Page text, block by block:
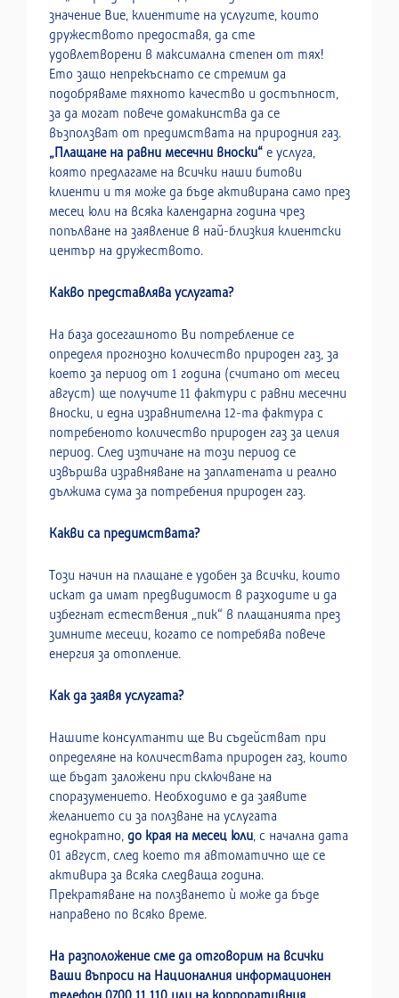
значение Вие, клиентите на услугите, които
дружеството предоставя, да сте
удовлетворени в максимална степен от тях!
Ето защо непрекъснато се стремим да
подобряваме тяхното качество и достъпност,
за да могат повече домакинства да се
възползват от предимствата на природния газ.
„Плащане на равни месечни вноски“ е услуга,
която предлагаме на всички наши битови
клиенти и тя може да бъде активирана само през
месец юли на всяка календарна година чрез
попълване на заявление в най-близкия клиентски
център на дружеството.
Какво представлява услугата?
На база досегашното Ви потребление се
определя прогнозно количество природен газ, за
което за период от 1 година (считано от месец
август) ще получите 11 фактури с равни месечни
вноски, и една изравнителна 12-та фактура с
потребеното количество природен газ за целия
период. След изтичане на този период се
извършва изравняване на заплатената и реално
дължима сума за потребения природен газ.
Какви са предимствата?
Този начин на плащане е удобен за всички, които
искат да имат предвидимост в разходите и да
избегнат естествения „пик“ в плащанията през
зимните месеци, когато се потребява повече
енергия за отопление.
Как да заявя услугата?
Нашите консултанти ще Ви съдействат при
определяне на количествата природен газ, които
ще бъдат заложени при сключване на
споразумението. Необходимо е да заявите
желанието си за ползване на услугата
еднократно, до края на месец юли , с начална дата
01 август, след което тя автоматично ще се
активира за всяка следваща година.
Прекратяване на ползването ѝ може да бъде
направено по всяко време.
На разположение сме да отговорим на всички
Ваши въпроси на Националния информационен